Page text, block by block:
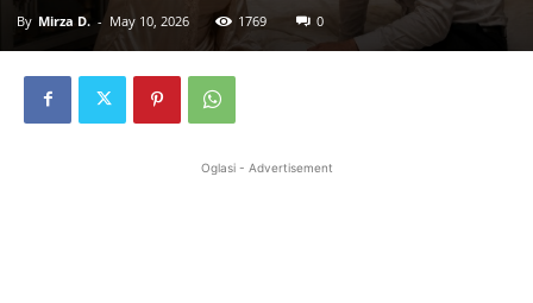
By Mirza D. - May 10, 2026 1769 0
Oglasi - Advertisement